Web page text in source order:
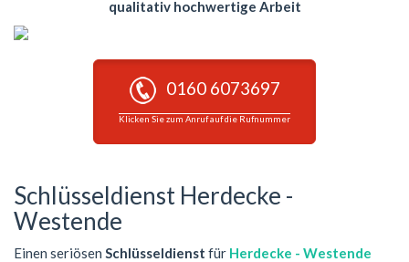
qualitativ hochwertige Arbeit
0160 6073697
Klicken Sie zum Anruf auf die Rufnummer
Schlüsseldienst Herdecke -
Westende
Einen seriösen Schlüsseldienst für Herdecke - Westende